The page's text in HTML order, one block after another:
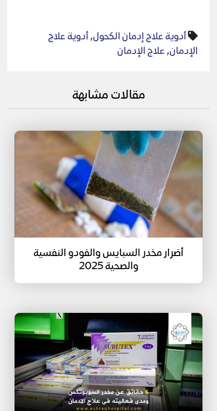
أدوية علاج إدمان الكحول,أدوية علاج
الإدمان,علاج الإدمان
مقالات مشابهة
أضرار مخدر السبايس والفودو النفسية
والصحية 2025